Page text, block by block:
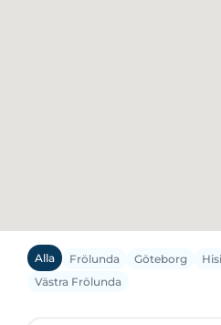
Alla Frölunda Göteborg
Västra Frölunda